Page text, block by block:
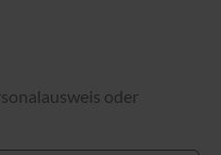
oder